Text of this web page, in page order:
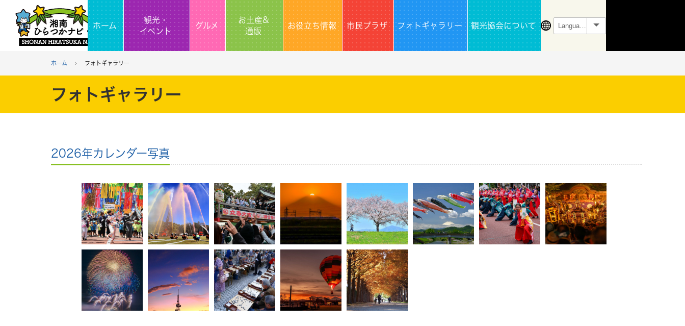
ホーム
観光・
イベント
グルメ
お土産&
通販
お役立ち情報 市民プラザ フォトギャラリー 観光協会について
ホーム フォトギャラリー
フォトギャラリー
2026年カレンダー写真